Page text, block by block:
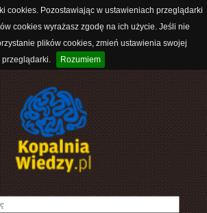
cookies. Pozostawiając w ustawieniach przeglądarki
cookies wyrażasz zgodę na ich użycie. Jeśli nie
plików cookies, zmień ustawienia swojej
przeglądarki.
Rozumiem